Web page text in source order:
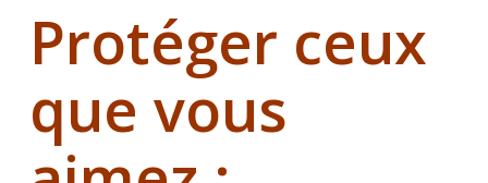
Protéger ceux
que vous